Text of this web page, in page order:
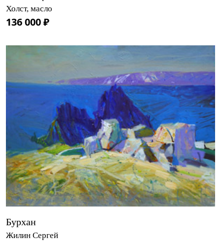
Холст, масло
136 000 ₽
Бурхан
Жилин Сергей